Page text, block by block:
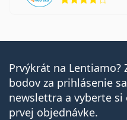
Prvýkrát na Lentiamo?
bodov za prihlásenie
newslettra a vyberte si
prvej objednávke.